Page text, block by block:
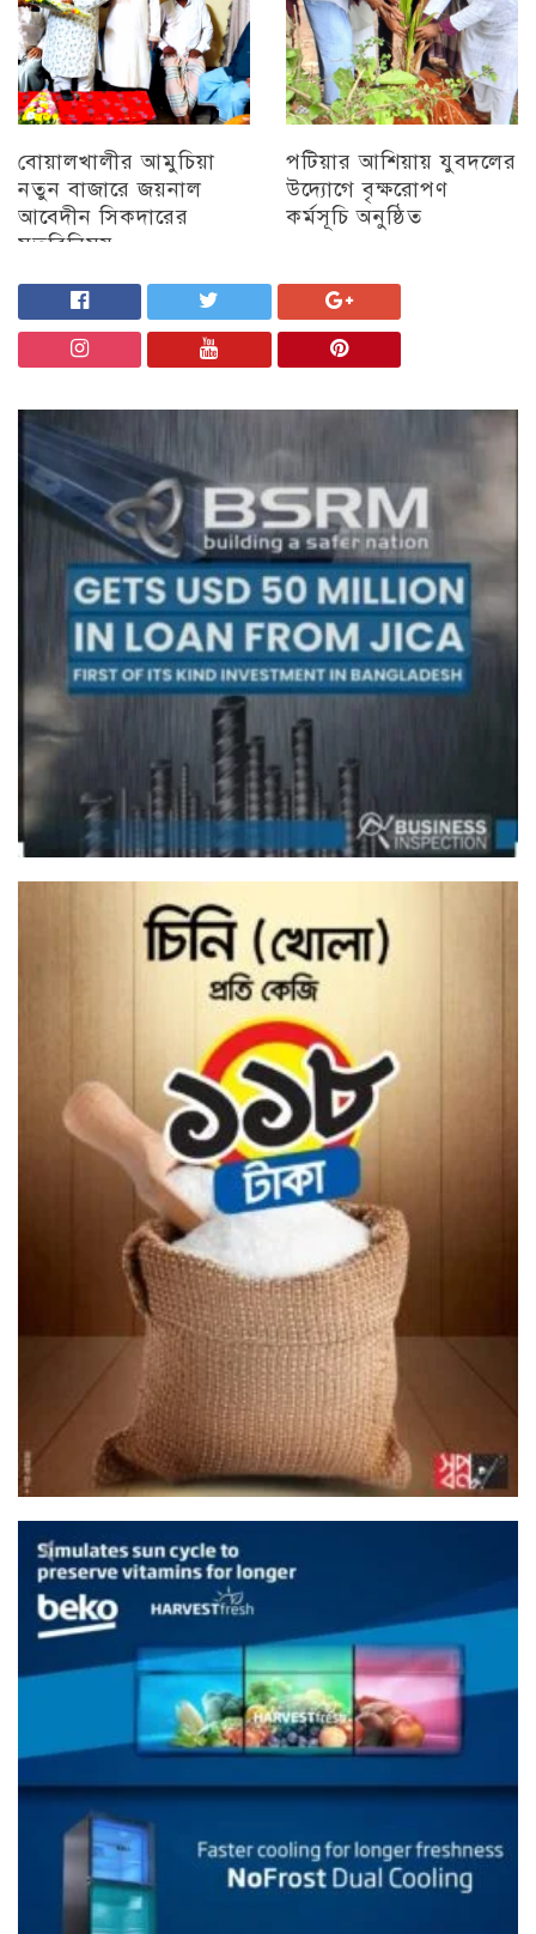
বোয়ালখালীর আমুচিয়া
নতুন বাজারে জয়নাল
আবেদীন সিকদারের
মতবিনিময়
চট্টগ্রাম
পটিয়ার আশিয়ায় যুবদলের
উদ্যোগে বৃক্ষরোপণ
কর্মসূচি অনুষ্ঠিত